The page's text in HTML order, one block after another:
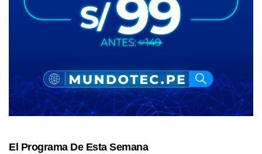
El Programa De Esta Semana